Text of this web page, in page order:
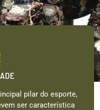
pilar do esporte,
ser característica